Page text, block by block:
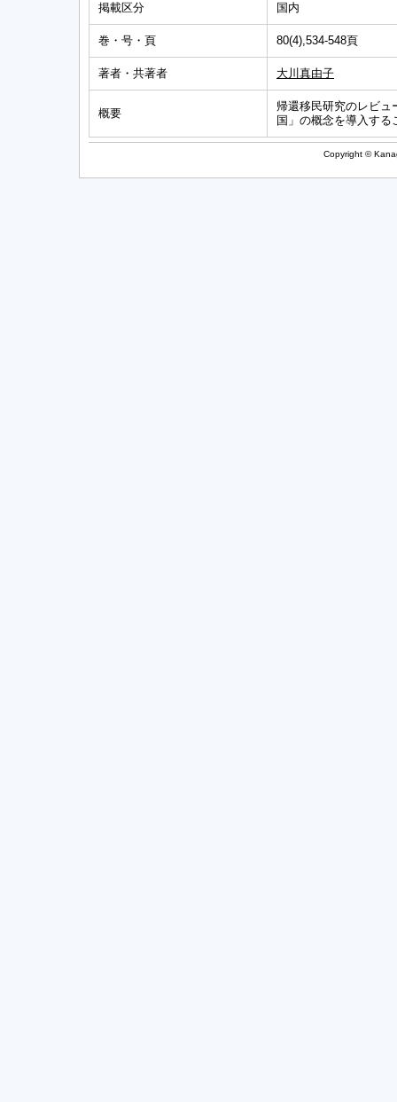
掲載区分 国内
巻・号・頁 80(4),534-548頁
著者・共著者 大川真由子
概要
帰還移民研究のレビ
国」の概念を導入す
Copyright ©